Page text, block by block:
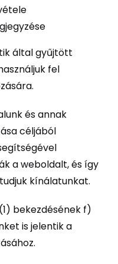
által gyűjtött
fel
és annak
céljából
a weboldalt, és így
kínálatunkat.
bekezdésének f)
is jelentik a